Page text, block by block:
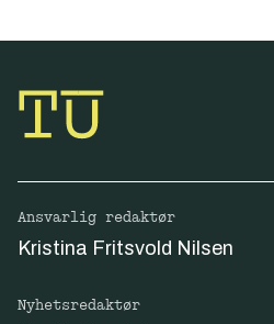
Ansvarlig redaktør
Kristina Fritsvold Nilsen
Nyhetsredaktør